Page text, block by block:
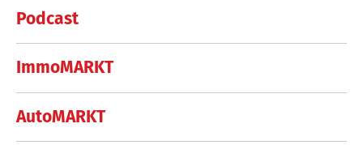
Podcast
ImmoMARKT
AutoMARKT